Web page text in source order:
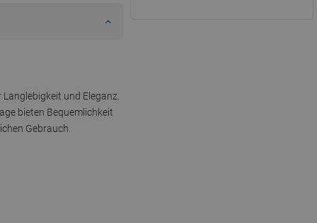
und Eleganz.
bieten Bequemlichkeit
Gebrauch.